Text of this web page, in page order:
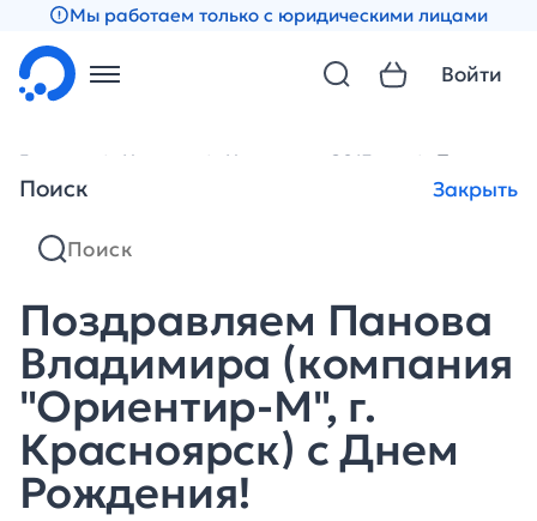
Мы работаем только с юридическими лицами
Поиск Закрыть
Войти
Главная Новости Новости за 2013 год
Поздравляем Панова
Владимира (компания
"Ориентир-М", г.
Красноярск) с Днем
Рождения!